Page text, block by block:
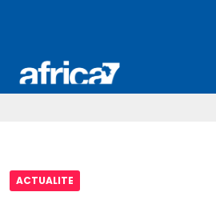
ACTUALITE